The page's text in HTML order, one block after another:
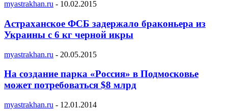
myastrakhan.ru - 10.02.2015
Астраханское ФСБ задержало браконьера из
Украины с 6 кг черной икры
myastrakhan.ru - 20.05.2015
На создание парка «Россия» в Подмосковье
может потребоваться $8 млрд
myastrakhan.ru - 12.01.2014